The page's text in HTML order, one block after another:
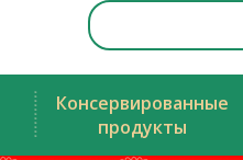
Консервированные
продукты